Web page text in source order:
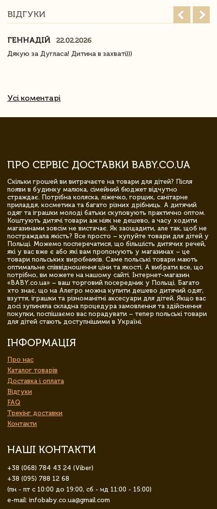
ВІДГУКИ
ГЕННАДІЙ
22.02.2026
Дякую за Дугласа! Дитина в захваті)))
Усі коментарі
ПРО СЕРВІС ДОСТАВКИ BABY.CO.UA
Скільки грошей ви витрачаєте на товари для дітей? Після
появи в будинку малюка, сімейний бюджет відчутно
страждає. Потрібна коляска, ліжечко, горщик, санітарне
приладдя, косметика та багато різних дрібниць. А дитячий
одяг та іграшки молоді батьки скуповують практично оптом.
Коштують дитячі товари аж ніяк не дешево, а часу ходити
магазинами зовсім не вистачає. Як заощадити, але так, щоб не
постраждала якість? Все просто – купуйте товари для дітей у
Польщі. Можемо посперечатися, що більшість дитячих речей,
які у вас вже є або які вам пропонують у магазинах – це
товари польських виробників. Саме польські товари мають
оптимальне співвідношення ціни та якості. А вибрати все, що
потрібно, ви можете на нашому сайті. Інтернет-магазин
«BABY.co.ua» – ваш торговий посередник у Польщі. Багато
хто знає, що на Алегро можна купити дешево дитячий одяг,
взуття, іграшки та різноманітні аксесуари для дітей. Якщо вас
досі зупиняла складна процедура замовлення та здійснення
покупки, поспішаємо вас порадувати – тепер польські товари
для дітей стають доступнішими в Україні.
ІНФОРМАЦІЯ
Про нас
Каталог товарів
Доставка і оплата
Відгуки
FAQ
Трекінг доставки
Контакти
НАШІ КОНТАКТИ
+38 (068) 784 43 24 (Viber)
+38 (095) 788 12 68
(пн - пт с 10:00 до 19:00, сб - нд 11:00 - 15:00)
e-mail: infobaby.co.ua@gmail.com